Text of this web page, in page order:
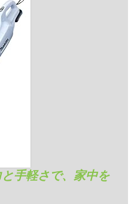
手軽さで、家中を